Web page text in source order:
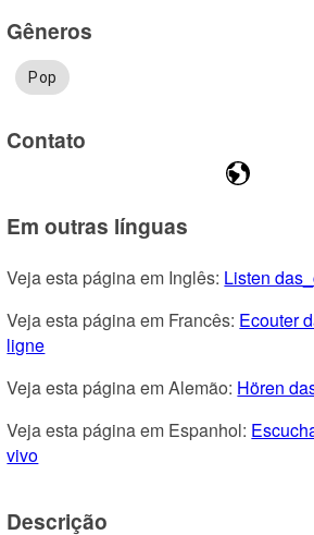
Gêneros
Pop
Contato
Em outras línguas
Veja esta página em Inglês: Listen
Veja esta página em Francês: Ecouter
ligne
Veja esta página em Alemão: Hören
Veja esta página em Espanhol:
vivo
Descrição